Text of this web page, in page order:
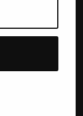
ja
julkaisee